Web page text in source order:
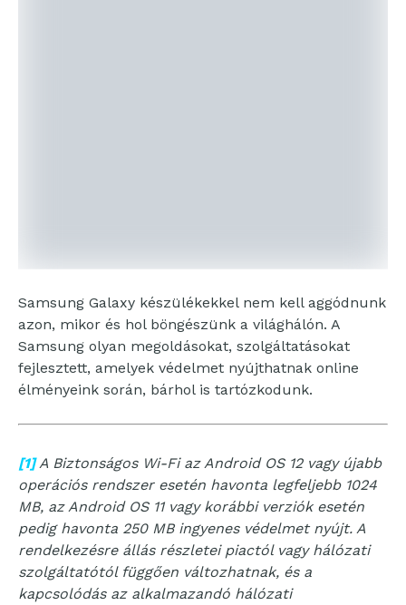
Samsung Galaxy készülékekkel nem kell aggódnunk
azon, mikor és hol böngészünk a világhálón. A
Samsung olyan megoldásokat, szolgáltatásokat
fejlesztett, amelyek védelmet nyújthatnak online
élményeink során, bárhol is tartózkodunk.
[1]A Biztonságos Wi-Fi az Android OS 12 vagy újabb
operációs rendszer esetén havonta legfeljebb 1024
MB, az Android OS 11 vagy korábbi verziók esetén
pedig havonta 250 MB ingyenes védelmet nyújt. A
rendelkezésre állás részletei piactól vagy hálózati
szolgáltatótól függően változhatnak, és a
kapcsolódás az alkalmazandó hálózati